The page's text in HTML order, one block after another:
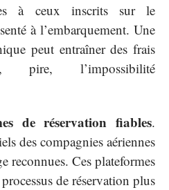
à ceux inscrits sur le
à l’embarquement. Une
peut entraîner des frais
pire, l’impossibilité
de réservation fiables.
des compagnies aériennes
reconnues. Ces plateformes
de réservation plus